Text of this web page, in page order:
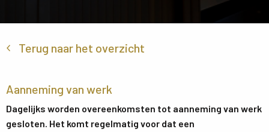
Terug naar het overzicht
Aanneming van werk
Dagelijks worden overeenkomsten tot aanneming van werk
gesloten. Het komt regelmatig voor dat een